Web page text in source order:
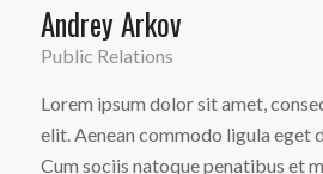
Andrey Arkov
Public Relations
Lorem ipsum dolor sit amet,
elit. Aenean commodo ligula eget
Cum sociis natoque penatibus et